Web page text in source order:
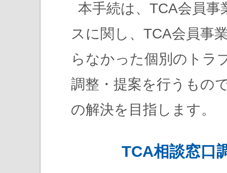
本手続は、TCA会員
スに関し、TCA会員事
らなかった個別のトラ
調整・提案を行うもの
の解決を目指します。
TCA相談窓口